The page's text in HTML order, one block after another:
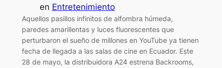
en Entretenimiento
Aquellos pasillos infinitos de alfombra húmeda,
paredes amarillentas y luces fluorescentes que
perturbaron el sueño de millones en YouTube ya tienen
fecha de llegada a las salas de cine en Ecuador. Este
28 de mayo, la distribuidora A24 estrena Backrooms,